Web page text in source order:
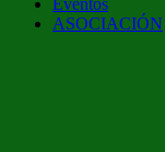
Eventos
ASOCIACIÓN